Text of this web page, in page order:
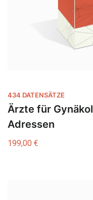
434 DATENSÄTZE
Ärzte für
Adressen
199,00€